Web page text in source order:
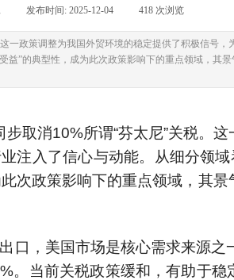
发布时间: 2025-12-04 418 次浏览
一政策调整为我国外贸环境的稳定提供了积极信号
”的典型性，成为此次政策影响下的重点领域，其
取消10%所谓“芬太尼”关税。
注入了信心与动能。从细分领
次政策影响下的重点领域，其
，美国市场是核心需求来源之
。当前关税政策缓和，有助于